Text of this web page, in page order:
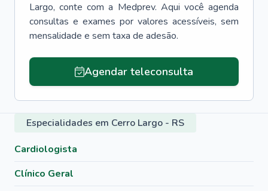
Largo, conte com a Medprev. Aqui você agenda
consultas e exames por valores acessíveis, sem
mensalidade e sem taxa de adesão.
Agendar teleconsulta
Especialidades em Cerro Largo - RS
Cardiologista
Clínico Geral